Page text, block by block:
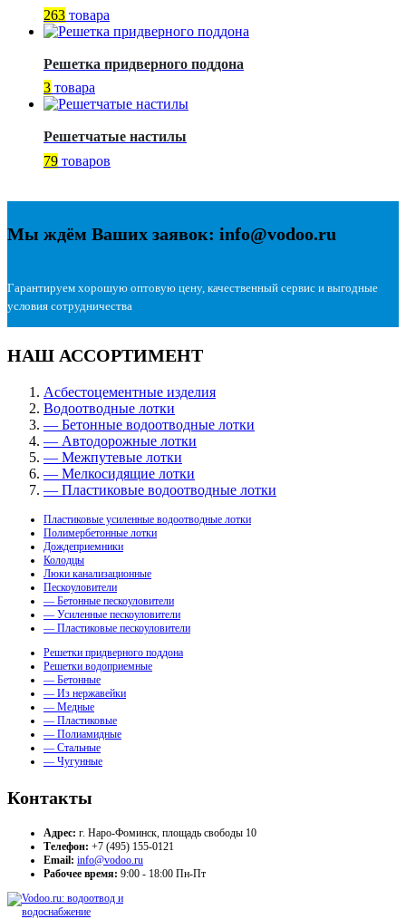
263 товара
Решетка придверного поддона
3 товара
Решетчатые настилы
79 товаров
Мы ждём Ваших заявок: info@vodoo.ru
Гарантируем хорошую оптовую цену, качественный сервис и выгодные
условия сотрудничества
НАШ АССОРТИМЕНТ
Асбестоцементные изделия
Водоотводные лотки
— Бетонные водоотводные лотки
— Автодорожные лотки
— Межпутевые лотки
— Мелкосидящие лотки
— Пластиковые водоотводные лотки
Пластиковые усиленные водоотводные лотки
Полимербетонные лотки
Дождеприемники
Колодцы
Люки канализационные
Пескоуловители
— Бетонные пескоуловители
— Усиленные пескоуловители
— Пластиковые пескоуловители
Решетки придверного поддона
Решетки водоприемные
— Бетонные
— Из нержавейки
— Медные
— Пластиковые
— Полиамидные
— Стальные
— Чугунные
Контакты
Адрес: г. Наро-Фоминск, площадь свободы 10
Телефон: +7 (495) 155-0121
Email: info@vodoo.ru
Рабочее время: 9:00 - 18:00 Пн-Пт